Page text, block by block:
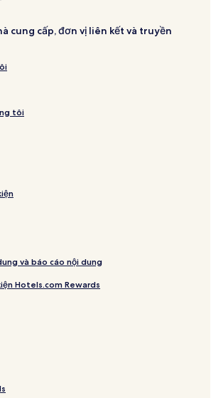
cung cấp, đơn vị liên kết và truyền
tôi
và báo cáo nội dung
Hotels.com Rewards